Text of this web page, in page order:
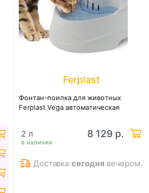
Ferplast
Фонтан-поилка для животных
Ferplast Vega автоматическая
в наличии
2 л 8 129 р.
Доставкасегодня вечером.